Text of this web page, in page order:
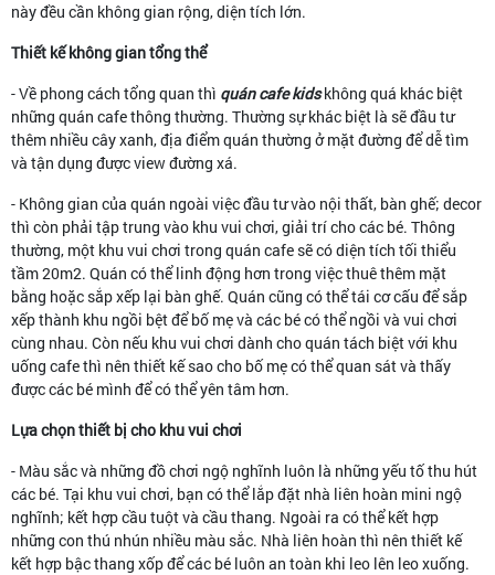
này đều cần không gian rộng, diện tích lớn.
Thiết kế không gian tổng thể
- Về phong cách tổng quan thì quán cafe kidskhông quá khác biệt
những quán cafe thông thường. Thường sự khác biệt là sẽ đầu tư
thêm nhiều cây xanh, địa điểm quán thường ở mặt đường để dễ tìm
và tận dụng được view đường xá.
- Không gian của quán ngoài việc đầu tư vào nội thất, bàn ghế; decor
thì còn phải tập trung vào khu vui chơi, giải trí cho các bé. Thông
thường, một khu vui chơi trong quán cafe sẽ có diện tích tối thiểu
tầm 20m2. Quán có thể linh động hơn trong việc thuê thêm mặt
bằng hoặc sắp xếp lại bàn ghế. Quán cũng có thể tái cơ cấu để sắp
xếp thành khu ngồi bệt để bố mẹ và các bé có thể ngồi và vui chơi
cùng nhau. Còn nếu khu vui chơi dành cho quán tách biệt với khu
uống cafe thì nên thiết kế sao cho bố mẹ có thể quan sát và thấy
được các bé mình để có thể yên tâm hơn.
Lựa chọn thiết bị cho khu vui chơi
- Màu sắc và những đồ chơi ngộ nghĩnh luôn là những yếu tố thu hút
các bé. Tại khu vui chơi, bạn có thể lắp đặt nhà liên hoàn mini ngộ
nghĩnh; kết hợp cầu tuột và cầu thang. Ngoài ra có thể kết hợp
những con thú nhún nhiều màu sắc. Nhà liên hoàn thì nên thiết kế
kết hợp bậc thang xốp để các bé luôn an toàn khi leo lên leo xuống.